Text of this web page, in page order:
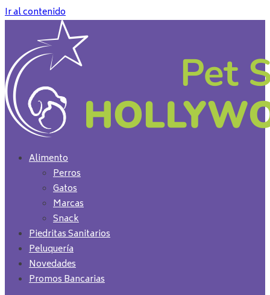
Ir al contenido
Alimento
Perros
Gatos
Marcas
Snack
Piedritas Sanitarios
Peluquería
Novedades
Promos Bancarias